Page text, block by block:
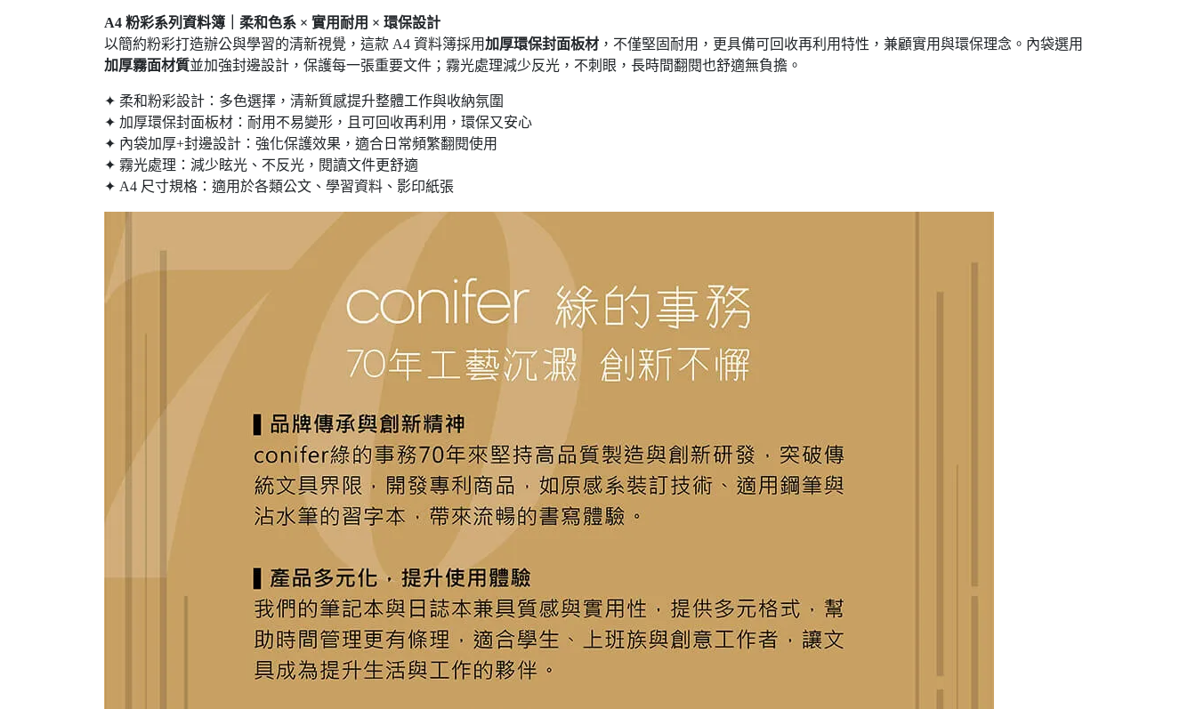
A4 粉彩系列資料簿｜柔和色系 × 實用耐用 × 環保設計
以簡約粉彩打造辦公與學習的清新視覺，這款 A4 資料簿採用加厚環保封面板材 ，不僅堅固耐用，更具備可回收再利用特性，兼顧實用與環保理念。內袋選用
加厚霧面材質並加強封邊設計，保護每一張重要文件；霧光處理減少反光，不刺眼，長時間翻閱也舒適無負擔。
✦ 柔和粉彩設計：多色選擇，清新質感提升整體工作與收納氛圍
✦ 加厚環保封面板材：耐用不易變形，且可回收再利用，環保又安心
✦ 內袋加厚+封邊設計：強化保護效果，適合日常頻繁翻閱使用
✦ 霧光處理：減少眩光、不反光，閱讀文件更舒適
✦ A4 尺寸規格：適用於各類公文、學習資料、影印紙張